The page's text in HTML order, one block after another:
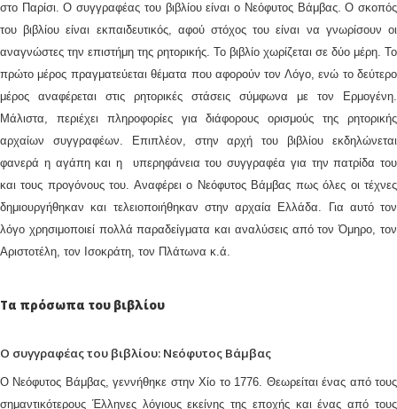
στο Παρίσι. Ο συγγραφέας του βιβλίου είναι ο Νεόφυτος Βάμβας. Ο σκοπός
του βιβλίου είναι εκπαιδευτικός, αφού στόχος του είναι να γνωρίσουν οι
αναγνώστες την επιστήμη της ρητορικής. Το βιβλίο χωρίζεται σε δύο μέρη. Το
πρώτο μέρος πραγματεύεται θέματα που αφορούν τον Λόγο, ενώ το δεύτερο
μέρος αναφέρεται στις ρητορικές στάσεις σύμφωνα με τον Ερμογένη.
Μάλιστα, περιέχει πληροφορίες για διάφορους ορισμούς της ρητορικής
αρχαίων συγγραφέων. Επιπλέον, στην αρχή του βιβλίου εκδηλώνεται
φανερά η αγάπη και η υπερηφάνεια του συγγραφέα για την πατρίδα του
και τους προγόνους του. Αναφέρει ο Νεόφυτος Βάμβας πως όλες οι τέχνες
δημιουργήθηκαν και τελειοποιήθηκαν στην αρχαία Ελλάδα. Για αυτό τον
λόγο χρησιμοποιεί πολλά παραδείγματα και αναλύσεις από τον Όμηρο, τον
Αριστοτέλη, τον Ισοκράτη, τον Πλάτωνα κ.ά.
Τα πρόσωπα του βιβλίου
Ο συγγραφέας του βιβλίου: Νεόφυτος Βάμβας
Ο Νεόφυτος Βάμβας, γεννήθηκε στην Χίο το 1776. Θεωρείται ένας από τους
σημαντικότερους Έλληνες λόγιους εκείνης της εποχής και ένας από τους